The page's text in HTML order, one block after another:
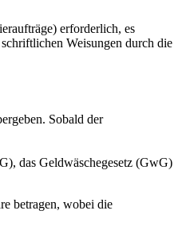
erforderlich, es
Weisungen durch die
Sobald der
das Geldwäschegesetz (GwG)
betragen, wobei die